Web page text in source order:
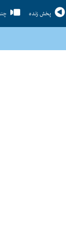
پخش زنده